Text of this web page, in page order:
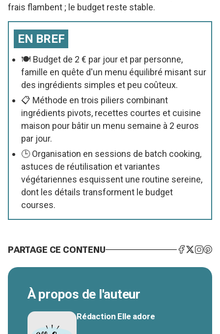
frais flambent ; le budget reste stable.
EN BREF
🍽️ Budget de 2 € par jour et par personne,
famille en quête d'un menu équilibré misant sur
des ingrédients simples et peu coûteux.
📋 Méthode en trois piliers combinant
ingrédients pivots, recettes courtes et cuisine
maison pour bâtir un menu semaine à 2 euros
par jour.
🕒 Organisation en sessions de batch cooking,
astuces de réutilisation et variantes
végétariennes esquissent une routine sereine,
dont les détails transforment le budget
courses.
PARTAGE CE CONTENU
À propos de l'auteur
Rédaction Elle adore